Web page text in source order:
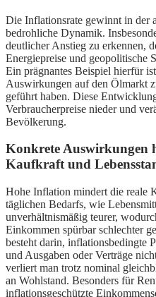
Die Inflationsrate gewinnt in der
bedrohliche Dynamik.
deutlicher Anstieg zu erkennen,
Energiepreise und geopolitische
Ein prägnantes Beispiel hierfür
Auswirkungen auf den Ölmarkt
geführt haben. Diese
Verbraucherpreise nieder und
Bevölkerung.
Konkrete Auswirkungen
Kaufkraft und
Hohe Inflation mindert die reale
täglichen Bedarfs, wie
unverhältnismäßig teurer,
Einkommen spürbar schlechter
besteht darin, inflationsbedingte
und Ausgaben oder Verträge
verliert man trotz nominal
an Wohlstand. Besonders für
inflationsgeschützte